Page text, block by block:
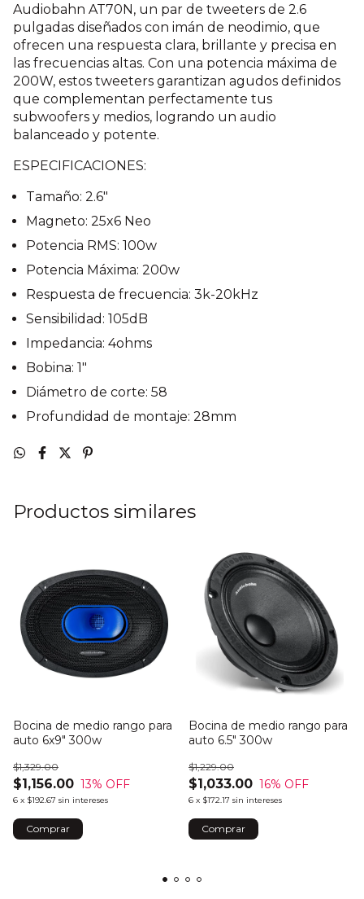
Audiobahn AT70N, un par de tweeters de 2.6
pulgadas diseñados con imán de neodimio, que
ofrecen una respuesta clara, brillante y precisa en
las frecuencias altas. Con una potencia máxima de
200W, estos tweeters garantizan agudos definidos
que complementan perfectamente tus
subwoofers y medios, logrando un audio
balanceado y potente.
ESPECIFICACIONES:
Tamaño: 2.6"
Magneto: 25x6 Neo
Potencia RMS: 100w
Potencia Máxima: 200w
Respuesta de frecuencia: 3k-20kHz
Sensibilidad: 105dB
Impedancia: 4ohms
Bobina: 1"
Diámetro de corte: 58
Profundidad de montaje: 28mm
Productos similares
Bocina de medio rango para
auto 6x9" 300w
$1,156.00
$1,329.00
13% OFF
6 x $192.67 sin intereses
Bocina de medio rango para
auto 6.5" 300w
$1,033.00
$1,229.00
16% OFF
6 x $172.17 sin intereses